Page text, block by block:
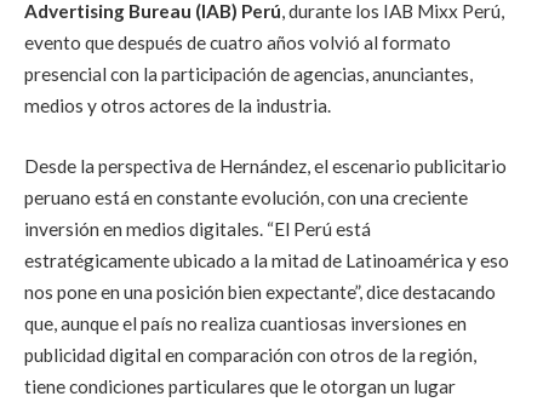
Advertising Bureau (IAB) Perú, durante los IAB Mixx Perú,
evento que después de cuatro años volvió al formato
presencial con la participación de agencias, anunciantes,
medios y otros actores de la industria.
Desde la perspectiva de Hernández, el escenario publicitario
peruano está en constante evolución, con una creciente
inversión en medios digitales. “El Perú está
estratégicamente ubicado a la mitad de Latinoamérica y eso
nos pone en una posición bien expectante”, dice destacando
que, aunque el país no realiza cuantiosas inversiones en
publicidad digital en comparación con otros de la región,
tiene condiciones particulares que le otorgan un lugar